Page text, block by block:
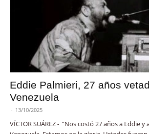
Eddie Palmieri, 27 años
Venezuela
- 13/10/2025
VÍCTOR SUÁREZ - “Nos costó 27 años a Eddie